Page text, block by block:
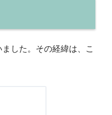
した。その経緯は、こ